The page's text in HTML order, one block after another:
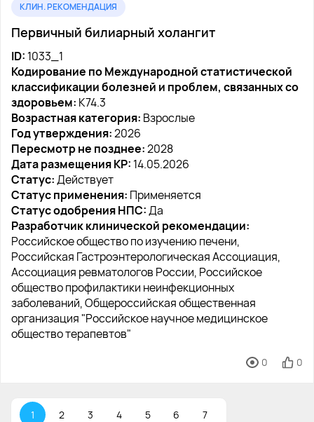
КЛИН. РЕКОМЕНДАЦИЯ
Первичный билиарный холангит
ID: 1033_1
Кодирование по Международной статистической
классификации болезней и проблем, связанных со
здоровьем: K74.3
Возрастная категория: Взрослые
Год утверждения:2026
Пересмотр не позднее:2028
Дата размещения КР: 14.05.2026
Статус:Действует
Статус применения: Применяется
Статус одобрения НПС:Да
Разработчик клинической рекомендации:
Российское общество по изучению печени,
Российская Гастроэнтерологическая Ассоциация,
Ассоциация ревматологов России, Российское
общество профилактики неинфекционных
заболеваний, Общероссийская общественная
организация "Российское научное медицинское
общество терапевтов"
0 0
1 2 3 4 5 6
7